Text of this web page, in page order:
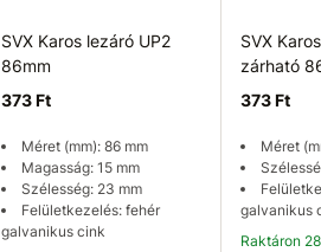
SVX Karos lezáró UP2
86mm
373 Ft
Méret (mm): 86 mm
Magasság: 15 mm
Szélesség: 23 mm
Felületkezelés: fehér
galvanikus cink
SVX
zárható
373 Ft
Méret
galvanikus
Raktáron